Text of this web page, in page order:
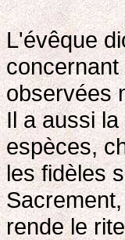
L'évêque
observées
Il a aussi
espèces,
les fidèles
rende le